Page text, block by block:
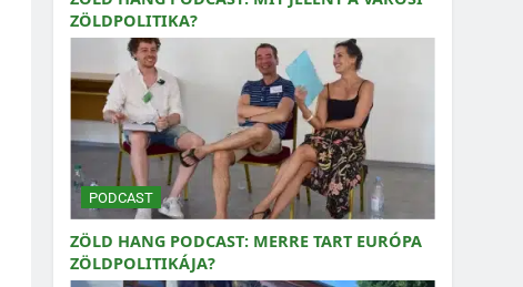
ZÖLDPOLITIKA?
PODCAST
ZÖLD HANG PODCAST: MERRE TART EURÓPA
ZÖLDPOLITIKÁJA?